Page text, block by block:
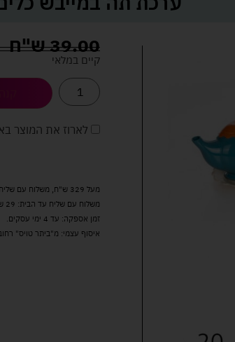
39.00ש"ח
קיים במלאי
לארוז את המוצר
מעל 329 ש"ח, משלוח עם שליח עד הבית חינם! – 0 ₪
משלוח עם שליח עד הבית: 29 ש"ח
זמן אספקה: עד 4 ימי עסקים.
איסוף עצמי: מ"ביתר טויס" רחוב בניין דוד